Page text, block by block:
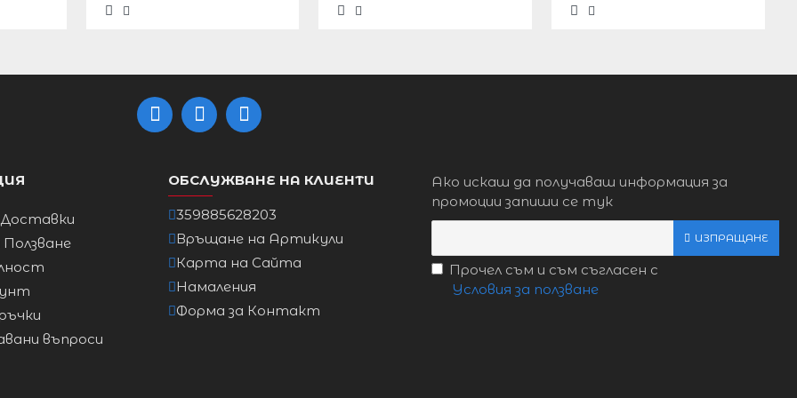
привличат вниманието към
Ползване
въпроси
ОБСЛУЖВАНЕ НА КЛИЕНТИ
359885628203
Връщане на Артикули
Карта на Сайта
Намаления
Форма за Контакт
Ако искаш да получаваш информация за
промоции запиши се тук
ИЗПРАЩАНЕ
Прочел съм и съм съгласен с
Условия за ползване